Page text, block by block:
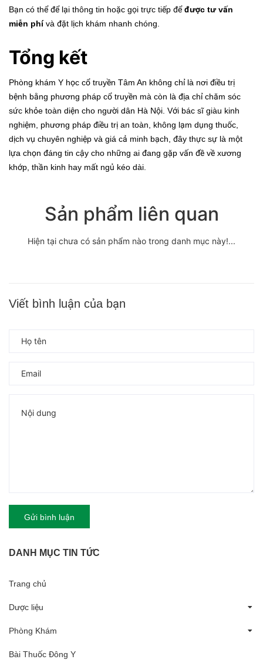
Bạn có thể để lại thông tin hoặc gọi trực tiếp đểđược tư vấn
miễn phívà đặt lịch khám nhanh chóng.
Tổng kết
Phòng khám Y học cổ truyền Tâm An không chỉ là nơi điều trị
bệnh bằng phương pháp cổ truyền mà còn là địa chỉ chăm sóc
sức khỏe toàn diện cho người dân Hà Nội. Với bác sĩ giàu kinh
nghiệm, phương pháp điều trị an toàn, không lạm dụng thuốc,
dịch vụ chuyên nghiệp và giá cả minh bạch, đây thực sự là một
lựa chọn đáng tin cậy cho những ai đang gặp vấn đề về xương
khớp, thần kinh hay mất ngủ kéo dài.
Sản phẩm liên quan
Hiện tại chưa có sản phẩm nào trong danh mục này!...
Viết bình luận của bạn
Gửi bình luận
DANH MỤC TIN TỨC
Trang chủ
Dược liệu
Phòng Khám
Bài Thuốc Đông Y